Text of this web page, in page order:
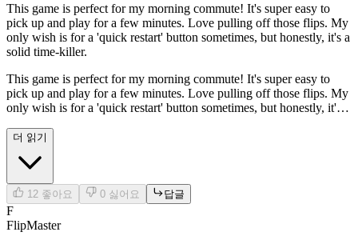
This game is perfect for my morning commute! It's super easy to
pick up and play for a few minutes. Love pulling off those flips. My
only wish is for a 'quick restart' button sometimes, but honestly, it's a
solid time-killer.
This game is perfect for my morning commute! It's super easy to
pick up and play for a few minutes. Love pulling off those flips. My
only wish is for a 'quick restart' button sometimes, but honestly, it's a
더 읽기
12 좋아요 0 싫어요 답글
F
FlipMaster